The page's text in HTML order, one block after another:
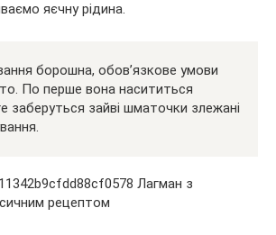
яєчну рідина.
борошна, обов’язкове умови
По перше вона насититься
заберуться зайві шматочки злежані